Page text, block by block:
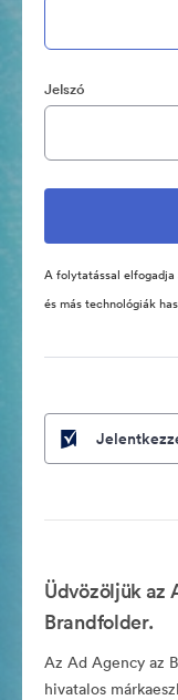
Jelszó
A folytatással
és más technológiák
Üdvözöljük az
Brandfolder.
Az Ad Agency az
hivatalos